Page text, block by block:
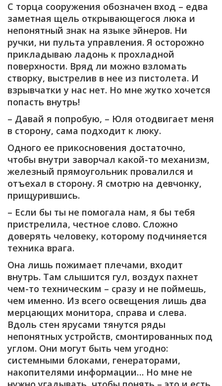
С торца сооружения обозначен вход – едва
заметная щель открывающегося люка и
непонятный знак на языке эйнеров. Ни
ручки, ни пульта управления. Я осторожно
прикладываю ладонь к прохладной
поверхности. Вряд ли можно взломать
створку, выстрелив в нее из пистолета. И
взрывчатки у нас нет. Но мне жутко хочется
попасть внутрь!
– Давай я попробую, – Юля отодвигает меня
в сторону, сама подходит к люку.
Одного ее прикосновения достаточно,
чтобы внутри заворчал какой-то механизм,
железный прямоугольник провалился и
отъехал в сторону. Я смотрю на девчонку,
прищурившись.
– Если бы ты не помогала нам, я бы тебя
пристрелила, честное слово. Сложно
доверять человеку, которому подчиняется
техника врага.
Она лишь пожимает плечами, входит
внутрь. Там слышится гул, воздух пахнет
чем-то техническим – сразу и не поймешь,
чем именно. Из всего освещения лишь два
мерцающих монитора, справа и слева.
Вдоль стен ярусами тянутся ряды
непонятных устройств, смонтированных под
углом. Они могут быть чем угодно:
системными блоками, генераторами,
накопителями информации… Но мне не